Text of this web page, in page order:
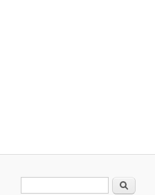
Formulario de búsqueda
Buscar